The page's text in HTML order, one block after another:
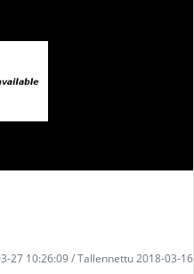
27 10:26:09 / Tallennettu 2018-03-16